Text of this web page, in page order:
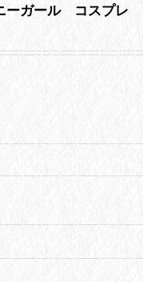
ガール コスプレ